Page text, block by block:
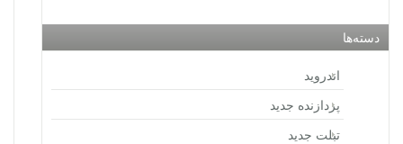
دسته‌ها
اندروید
پردازنده جدید
تبلت جدید